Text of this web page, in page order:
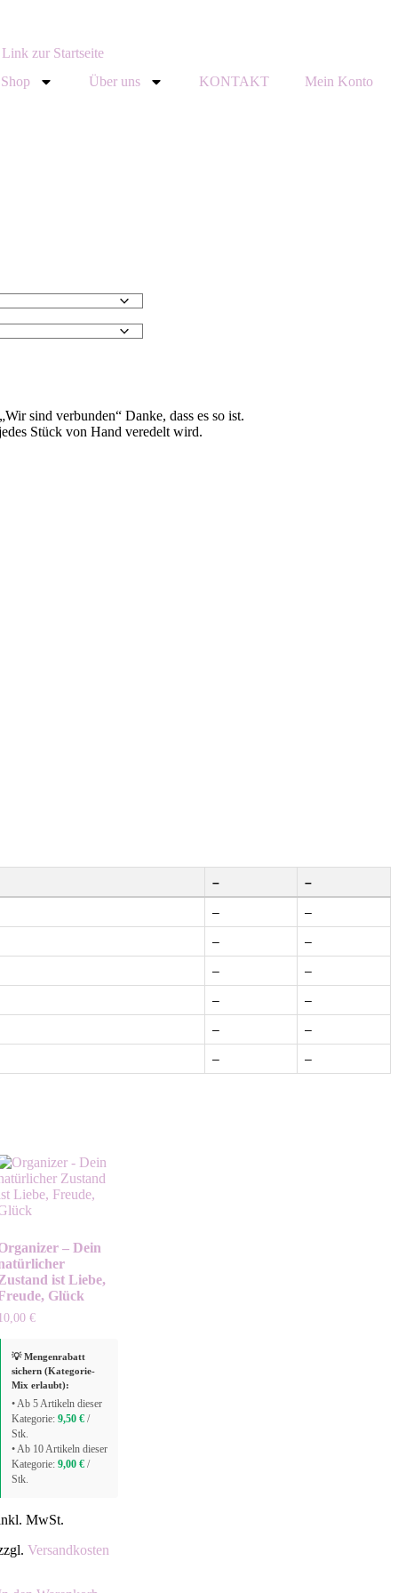
Shop Über uns KONTAKT Mein Konto
sind verbunden“ Danke, dass es so ist.
Stück von Hand veredelt wird.
– –
– –
– –
– –
– –
– –
– –
– Dein
ist Liebe,
Glück
€
💡 Mengenrabatt
sichern (Kategorie-
Mix erlaubt):
• Ab 5 Artikeln dieser
Kategorie:9,50€ /
Stk.
• Ab 10 Artikeln dieser
Kategorie:9,00€ /
Stk.
MwSt.
Versandkosten